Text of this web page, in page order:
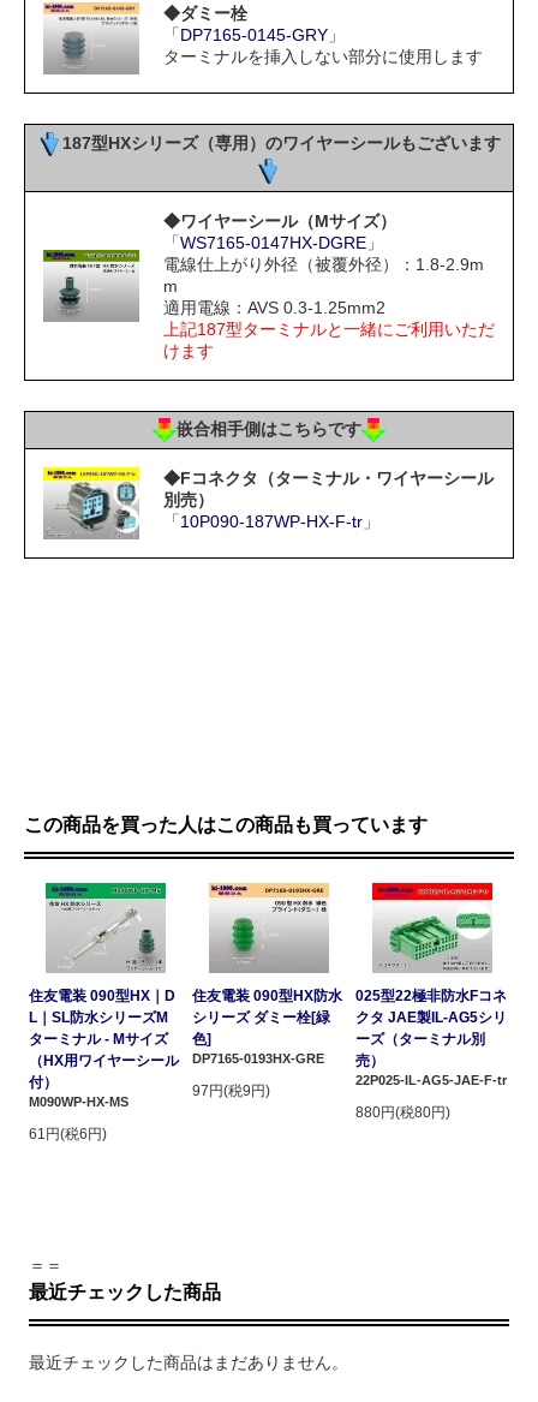
◆ダミー栓
「DP7165-0145-GRY 」
ターミナルを挿入しない部分に使用します
187型HXシリーズ（専用）のワイヤーシールもございます
◆ワイヤーシール（Mサイズ）
「WS7165-0147HX-DGRE 」
電線仕上がり外径（被覆外径）：1.8-2.9m
m
適用電線：AVS 0.3-1.25mm2
上記187型ターミナルと一緒にご利用いただ
けます
嵌合相手側はこちらです
◆Fコネクタ（ターミナル・ワイヤーシール
別売）
「10P090-187WP-HX-F-tr 」
この商品を買った人はこの商品も買っています
住友電装 090型HX｜D
L｜SL防水シリーズM
ターミナル - Mサイズ
（HX用ワイヤーシール
付）
M090WP-HX-MS
61円(税6円)
住友電装 090型HX防水
シリーズ ダミー栓[緑
色]
DP7165-0193HX-GRE
97円(税9円)
025型22極非防水Fコネ
クタ JAE製IL-AG5シリ
ーズ（ターミナル別
売）
22P025-IL-AG5-JAE-F-tr
880円(税80円)
＝＝
最近チェックした商品
最近チェックした商品はまだありません。